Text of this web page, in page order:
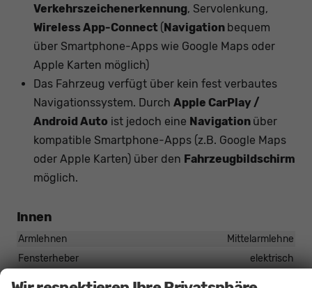
Verkehrszeichenerkennung, Servolenkung,
Wireless App-Connect ( Navigation bequem
über Smartphone-Apps wie Google Maps oder
Apple Karten möglich)
Das Fahrzeug verfügt über kein fest verbautes
Navigationssystem. Durch Apple CarPlay /
Android Auto ist jedoch eine Navigation über
kompatible Smartphone-Apps (z.B. Google Maps
oder Apple Karten) über den Fahrzeugbildschirm
möglich.
Innen
Armlehnen
Mittelarmlehne
Fensterheber
elektrisch
Innenraumfilter